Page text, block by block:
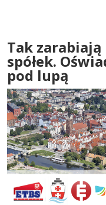
Tak
spółek.
pod lupą